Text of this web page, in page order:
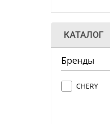
КАТАЛОГ
Бренды
CHERY